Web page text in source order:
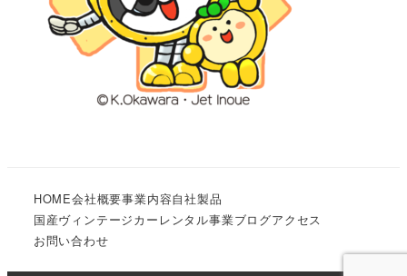
HOME会社概要事業内容自社製品
国産ヴィンテージカーレンタル事業ブログアクセス
お問い合わせ